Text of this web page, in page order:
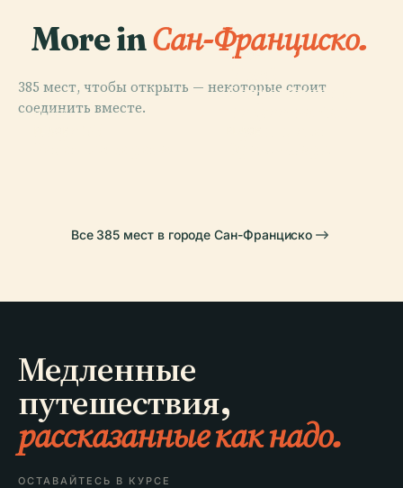
More inСан-Франциско.
385 мест, чтобы открыть — некоторые стоит
соединить вместе.
PLACE
PLACE
Современного
Все 385 мест в городе Сан-Франциско
Медленные
путешествия,
рассказанные как надо.
ОСТАВАЙТЕСЬ В КУРСЕ